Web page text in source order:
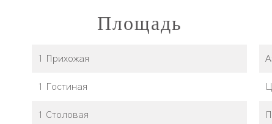
Площадь
1 Прихожая
1 Гостиная
1 Столовая